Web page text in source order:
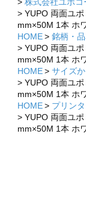
株式会社ユポ
YUPO 両面ユ
mm×50M 1本 ホ
HOME
銘柄・
YUPO 両面ユ
mm×50M 1本 ホ
HOME
サイズ
YUPO 両面ユ
mm×50M 1本 ホ
HOME
プリン
YUPO 両面ユ
mm×50M 1本 ホ